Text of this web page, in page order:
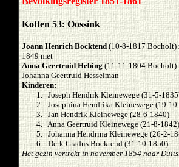
Kotten 53: Oossink
Joann Henrich Bocktend(10-8-1817 Bocholt)
1849 met
Anna Geertruid Hebing(11-11-1804 Bocholt)
Johanna Geertruid Hesselman
Kinderen:
1. Joseph Hendrik Kleinewege (31-5-
2. Josephina Hendrika Kleinewege (19-
3. Jan Hendrik Kleinewege (28-6-1840)
4. Anna Geertruid Kleinewege (21-8-1842)
5. Johanna Hendrina Kleinewege (26-2-
6. Derk Gradus Bocktend (31-10-1850)
Het gezin vertrekt in november 1854 naar